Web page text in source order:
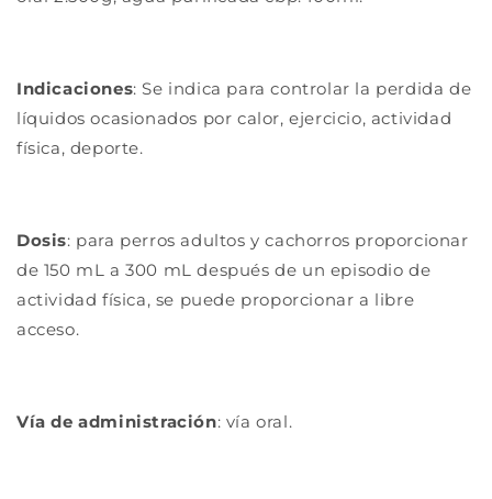
Indicaciones: Se indica para controlar la perdida de
líquidos ocasionados por calor, ejercicio, actividad
física, deporte.
Dosis: para perros adultos y cachorros proporcionar
de 150 mL a 300 mL después de un episodio de
actividad física, se puede proporcionar a libre
acceso.
Vía de administración: vía oral.